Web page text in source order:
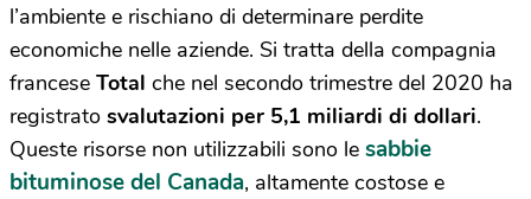
l’ambiente e rischiano di determinare perdite
economiche nelle aziende. Si tratta della compagnia
francese Total che nel secondo trimestre del 2020 ha
registrato svalutazioni per 5,1 miliardi di dollari.
Queste risorse non utilizzabili sono le sabbie
bituminose del Canada, altamente costose e